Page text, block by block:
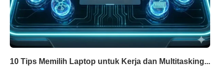
10 Tips Memilih Laptop untuk Kerja dan Multitasking...